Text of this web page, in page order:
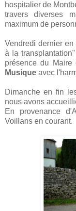
hospitalier de
travers diverses
maximum de
Vendredi dernier en
à la
présence du Maire
Musique avec
Dimanche en fin
nous avons
En provenance
Voillans en courant.